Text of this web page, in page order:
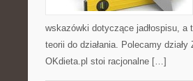
wskazówki dotyczące jadłospisu,
teorii do działania. Polecamy
OKdieta.pl stoi racjonalne […]